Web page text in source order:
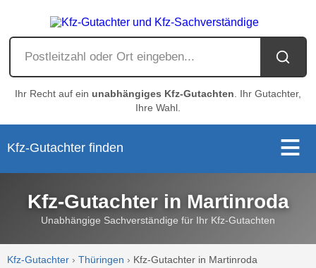
Ihr Recht auf ein unabhängiges Kfz-Gutachten . Ihr Gutachter,
Ihre Wahl.
Kfz-Gutachter finden
Kfz-Gutachter in Martinroda
Unabhängige Sachverständige für Ihr Kfz-Gutachten
Kfz-Gutachter ›Thüringen › Kfz-Gutachter in Martinroda